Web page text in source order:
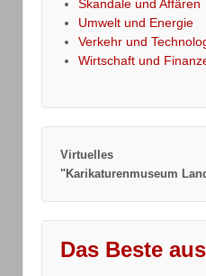
Skandale und Affären
Umwelt und Energie
Verkehr und
Wirtschaft und
Virtuelles
"Karikaturenmuseum
Das Beste